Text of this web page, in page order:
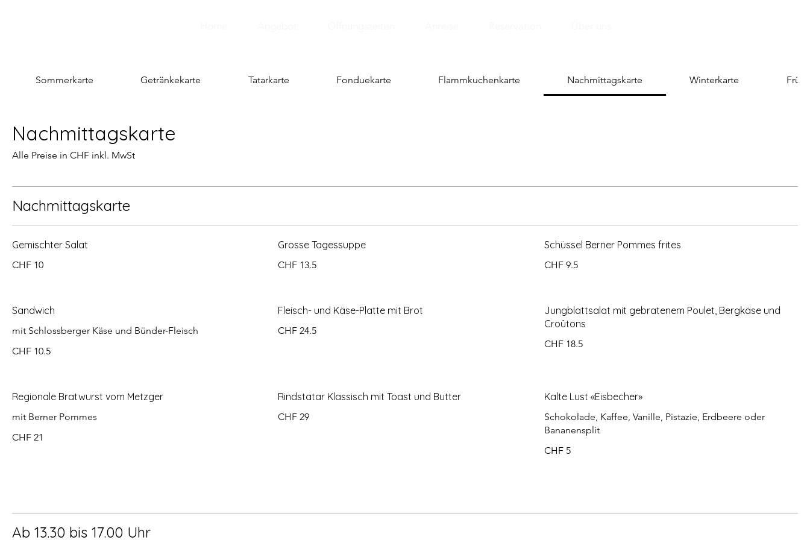
Sommerkarte Getränkekarte Tatarkarte Fonduekarte Flammkuchenkarte Nachmittagskarte Winterkarte
Nachmittagskarte
Alle Preise in CHF inkl. MwSt
Nachmittagskarte
Gemischter Salat
CHF 10
Grosse Tagessuppe
CHF 13.5
Schüssel Berner Pommes frites
CHF 9.5
Sandwich
mit Schlossberger Käse und Bünder-Fleisch
CHF 10.5
Fleisch- und Käse-Platte mit Brot
CHF 24.5
Jungblattsalat mit gebratenem Poulet, Bergkäse und
Croûtons
CHF 18.5
Regionale Bratwurst vom Metzger
mit Berner Pommes
CHF 21
Rindstatar Klassisch mit Toast und Butter
CHF 29
Kalte Lust «Eisbecher»
Schokolade, Kaffee, Vanille, Pistazie, Erdbeere oder
Bananensplit
CHF 5
Ab 13.30 bis 17.00 Uhr